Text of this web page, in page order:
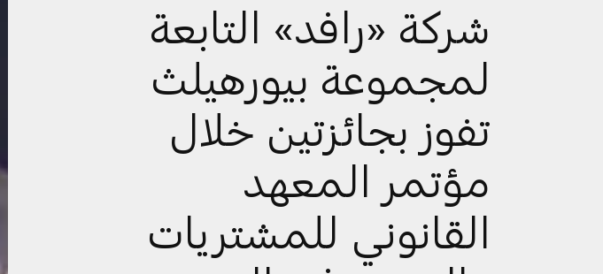
شركة «رافد» التابعة
لمجموعة بيورهيلث
تفوز بجائزتين خلال
مؤتمر المعهد
القانوني للمشتريات